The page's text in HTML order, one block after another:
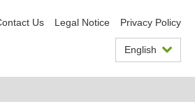
Us Legal Notice Privacy Policy
English